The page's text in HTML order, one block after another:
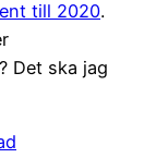
till 2020.
Det ska jag